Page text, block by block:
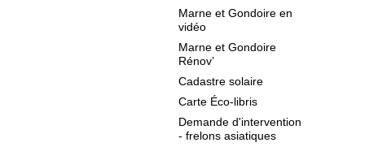
Marne et Gondoire en
vidéo
Marne et Gondoire
Rénov’
Cadastre solaire
Carte Éco-libris
Demande d'intervention
- frelons asiatiques